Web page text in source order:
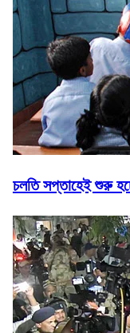
চলতি সপ্তাহেই শুরু